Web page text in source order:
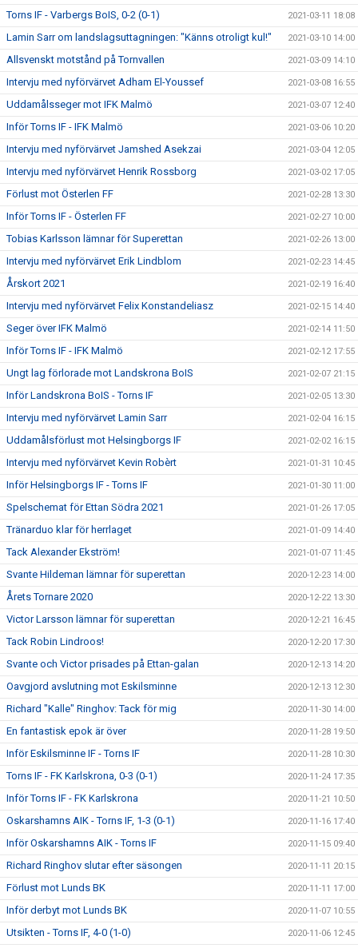
Torns IF - Varbergs BoIS, 0-2 (0-1) 2021-03-11 18:08
Lamin Sarr om landslagsuttagningen: "Känns otroligt kul!" 2021-03-10 14:00
Allsvenskt motstånd på Tornvallen 2021-03-09 14:10
Intervju med nyförvärvet Adham El-Youssef 2021-03-08 16:55
Uddamålsseger mot IFK Malmö 2021-03-07 12:40
Inför Torns IF - IFK Malmö 2021-03-06 10:20
Intervju med nyförvärvet Jamshed Asekzai 2021-03-04 12:05
Intervju med nyförvärvet Henrik Rossborg 2021-03-02 17:05
Förlust mot Österlen FF 2021-02-28 13:30
Inför Torns IF - Österlen FF 2021-02-27 10:00
Tobias Karlsson lämnar för Superettan 2021-02-26 13:00
Intervju med nyförvärvet Erik Lindblom 2021-02-23 14:45
Årskort 2021 2021-02-19 16:40
Intervju med nyförvärvet Felix Konstandeliasz 2021-02-15 14:40
Seger över IFK Malmö 2021-02-14 11:50
Inför Torns IF - IFK Malmö 2021-02-12 17:55
Ungt lag förlorade mot Landskrona BoIS 2021-02-07 21:15
Inför Landskrona BoIS - Torns IF 2021-02-05 13:30
Intervju med nyförvärvet Lamin Sarr 2021-02-04 16:15
Uddamålsförlust mot Helsingborgs IF 2021-02-02 16:15
Intervju med nyförvärvet Kevin Robèrt 2021-01-31 10:45
Inför Helsingborgs IF - Torns IF 2021-01-30 11:00
Spelschemat för Ettan Södra 2021 2021-01-26 17:05
Tränarduo klar för herrlaget 2021-01-09 14:40
Tack Alexander Ekström! 2021-01-07 11:45
Svante Hildeman lämnar för superettan 2020-12-23 14:00
Årets Tornare 2020 2020-12-22 13:30
Victor Larsson lämnar för superettan 2020-12-21 16:45
Tack Robin Lindroos! 2020-12-20 17:30
Svante och Victor prisades på Ettan-galan 2020-12-13 14:20
Oavgjord avslutning mot Eskilsminne 2020-12-13 12:30
Richard "Kalle" Ringhov: Tack för mig 2020-11-30 14:00
En fantastisk epok är över 2020-11-28 19:50
Inför Eskilsminne IF - Torns IF 2020-11-28 10:30
Torns IF - FK Karlskrona, 0-3 (0-1) 2020-11-24 17:35
Inför Torns IF - FK Karlskrona 2020-11-21 10:50
Oskarshamns AIK - Torns IF, 1-3 (0-1) 2020-11-16 17:40
Inför Oskarshamns AIK - Torns IF 2020-11-15 09:40
Richard Ringhov slutar efter säsongen 2020-11-11 20:15
Förlust mot Lunds BK 2020-11-11 17:00
Inför derbyt mot Lunds BK 2020-11-07 10:55
Utsikten - Torns IF, 4-0 (1-0) 2020-11-06 12:45